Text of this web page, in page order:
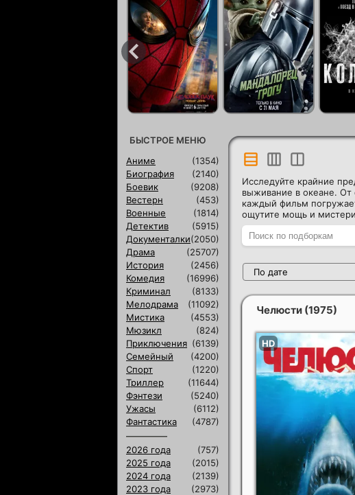
Исследуйте крайние
выживание в океане.
каждый фильм
ощутите мощь и
По дате
Челюсти (1975)
БЫСТРОЕ МЕНЮ
Аниме
(1354)
Биография
(2140)
Боевик
(9208)
Вестерн
(453)
Военные
(1814)
Детектив
(5915)
Документалки(2050)
Драма
(25707)
История
(2456)
Комедия
(16996)
Криминал
(8133)
Мелодрама
(11092)
Мистика
(4553)
Мюзикл
(824)
Приключения (6139)
Семейный
(4200)
Спорт
(1220)
Триллер
(11644)
Фэнтези
(5240)
Ужасы
(6112)
Фантастика
(4787)
2026 года
(757)
2025 года
(2015)
2024 года
(2139)
2023 года
(2973)